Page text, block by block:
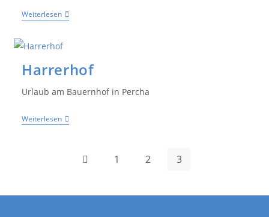
Weiterlesen
Harrerhof
Urlaub am Bauernhof in Percha
Weiterlesen
1 2 3